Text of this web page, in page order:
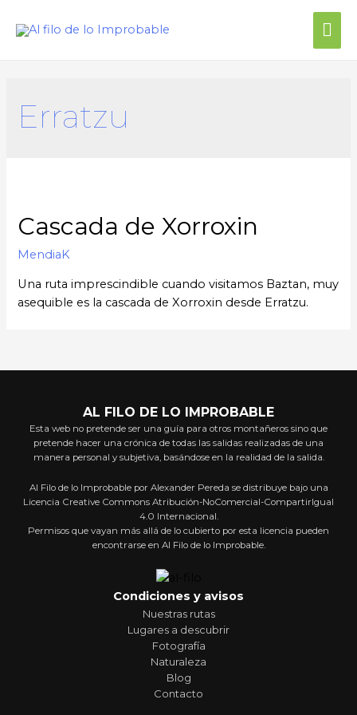
Erratzu
Cascada de Xorroxin
MendiaK
Una ruta imprescindible cuando visitamos Baztan, muy
asequible es la cascada de Xorroxin desde Erratzu.
AL FILO DE LO IMPROBABLE
Esta web no pretende ser una guía para otros montañeros sino que
pretende hacer una crónica de todas las salidas realizadas de una
manera personal y subjetiva, basándose en la realidad de la salida.
Al Filo de lo Improbable por Alexander Pereda se distribuye bajo una
Licencia Creative Commons Atribución-NoComercial-CompartirIgual
4.0 Internacional.
Permisos que vayan más allá de lo cubierto por esta licencia pueden
encontrarse en Al Filo de lo Improbable.
Condiciones y avisos
Nuestras rutas
Lugares a descubrir
Fotografía
Naturaleza
Blog
Contacto